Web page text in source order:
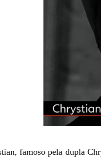
famoso pela dupla